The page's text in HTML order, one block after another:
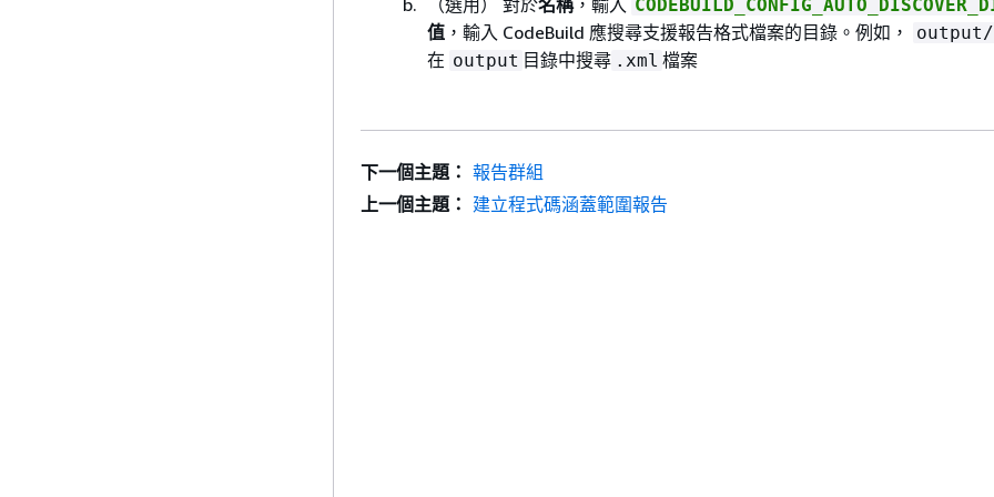
（選用） 對於名稱，輸入
值 ，輸入 CodeBuild 應搜尋支援報告格式檔案的目錄。例如，
在 output 目錄中搜尋 .xml 檔案
下一個主題： 報告群組
上一個主題： 建立程式碼涵蓋範圍報告